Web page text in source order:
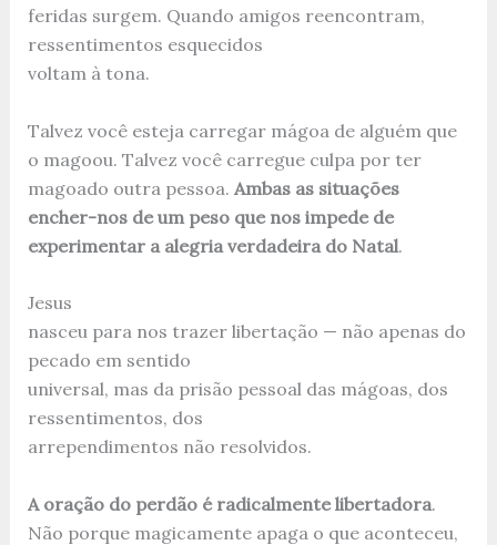
feridas surgem. Quando amigos reencontram,
ressentimentos esquecidos
voltam à tona.
Talvez você esteja carregar mágoa de alguém que
o magoou. Talvez você carregue culpa por ter
magoado outra pessoa. Ambas as situações
encher-nos de um peso que nos impede de
experimentar a alegria verdadeira do Natal.
Jesus
nasceu para nos trazer libertação — não apenas do
pecado em sentido
universal, mas da prisão pessoal das mágoas, dos
ressentimentos, dos
arrependimentos não resolvidos.
A oração do perdão é radicalmente libertadora.
Não porque magicamente apaga o que aconteceu,